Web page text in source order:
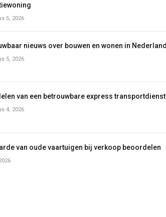
5, 2026
nieuws over bouwen en wonen in Nederland
5, 2026
van een betrouwbare express transportdienst
4, 2026
van oude vaartuigen bij verkoop beoordelen